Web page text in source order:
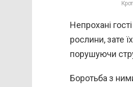
Непрохані
рослини, зате
порушуючи
Боротьба з